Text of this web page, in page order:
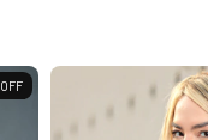
OFF